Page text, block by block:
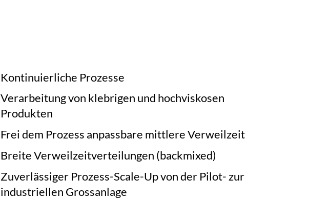
Kontinuierliche Prozesse
Verarbeitung von klebrigen und hochviskosen
Produkten
Frei dem Prozess anpassbare mittlere Verweilzeit
Breite Verweilzeitverteilungen (backmixed)
Zuverlässiger Prozess-Scale-Up von der Pilot- zur
industriellen Grossanlage